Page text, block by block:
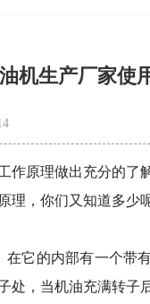
机生产厂家使
作原理做出充分的
理，你们又知道多
它的内部有一个带
处，当机油充满转